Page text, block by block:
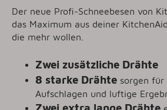
Der neue Profi-Schneebesen von
das Maximum aus deiner
die mehr wollen.
Zwei zusätzliche Drähte
8 starke Drähte sorgen für
Aufschlagen und luftige